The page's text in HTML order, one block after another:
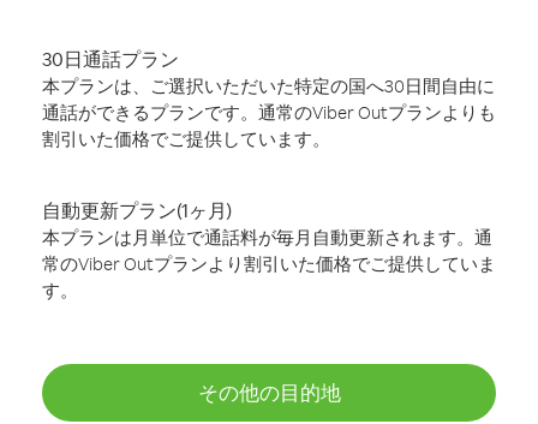
30日通話プラン
本プランは、ご選択いただいた特定の国へ30日間自由に
通話ができるプランです。通常のViber Outプランよりも
割引いた価格でご提供しています。
自動更新プラン(1ヶ月)
本プランは月単位で通話料が毎月自動更新されます。通
常のViber Outプランより割引いた価格でご提供していま
す。
その他の目的地